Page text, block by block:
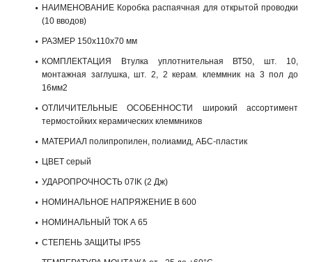
НАИМЕНОВАНИЕ Коробка распаячная для открытой проводки
(10 вводов)
РАЗМЕР 150x110x70 мм
КОМПЛЕКТАЦИЯ Втулка уплотнительная ВТ50, шт. 10,
монтажная заглушка, шт. 2, 2 керам. клеммник на 3 пол до
16мм2
ОТЛИЧИТЕЛЬНЫЕ ОСОБЕННОСТИ широкий ассортимент
термостойких керамических клеммников
МАТЕРИАЛ полипропилен, полиамид, АБС-пластик
ЦВЕТ серый
УДАРОПРОЧНОСТЬ 07IK (2 Дж)
НОМИНАЛЬНОЕ НАПРЯЖЕНИЕ В 600
НОМИНАЛЬНЫЙ ТОК А 65
СТЕПЕНЬ ЗАЩИТЫ IP55